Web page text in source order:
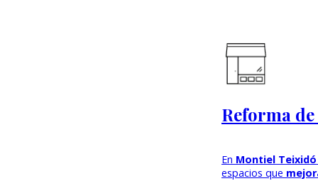
Reforma
En Montiel Teixidó
espacios que